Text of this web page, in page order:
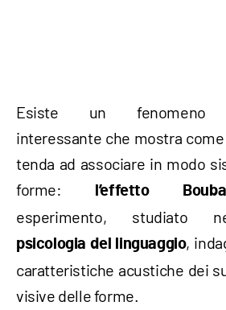
Esiste un fenomeno
interessante che mostra
tenda ad associare in modo
forme:
l’effetto
esperimento, studiato
psicologia del linguaggio,
caratteristiche acustiche dei
visive delle forme.